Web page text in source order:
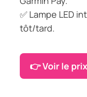
✅ Lampe LED
tôt/tard.
👉 Voir le